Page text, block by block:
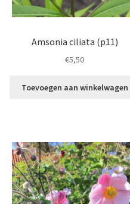
Amsonia ciliata (p11)
€5,50
Toevoegen aan winkelwagen